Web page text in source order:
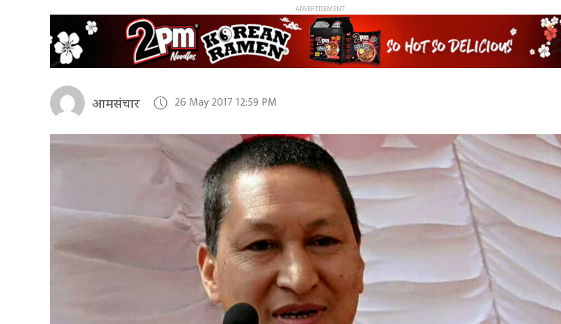
आमसंचार 26 May 2017 12:59 PM